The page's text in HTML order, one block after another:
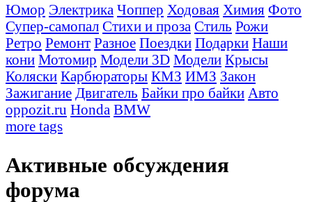
Юмор Электрика Чоппер Ходовая Химия Фото
Супер-самопал Стихи и проза Стиль Рожи
Ретро Ремонт Разное Поездки Подарки Наши
кони Мотомир Модели 3D Модели Крысы
Коляски Карбюраторы КМЗ ИМЗ Закон
Зажигание Двигатель Байки про байки Авто
oppozit.ru Honda BMW
more tags
Активные обсуждения
форума